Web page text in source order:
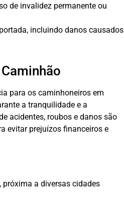
de invalidez permanente ou
incluindo danos causados
para os caminhoneiros em
a tranquilidade e a
acidentes, roubos e danos são
evitar prejuízos financeiros e
a diversas cidades